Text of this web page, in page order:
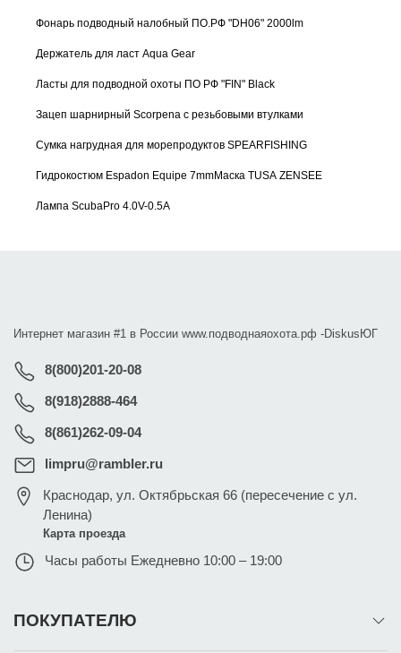
Фонарь подводный налобный ПО.РФ "DH06" 2000lm
Держатель для ласт Aqua Gear
Ласты для подводной охоты ПО РФ "FIN" Black
Зацеп шарнирный Scorpena с резьбовыми втулками
Сумка нагрудная для морепродуктов SPEARFISHING
Гидрокостюм Espadon Equipe 7mmМаска TUSA ZENSEE
Лампа ScubaPro 4.0V-0.5A
Интернет магазин #1 в России www.подводнаяохота.рф -DiskusЮГ
8(800)201-20-08
8(918)2888-464
8(861)262-09-04
limpru@rambler.ru
Краснодар,ул. Октябрьская 66 (пересечение с ул.
Ленина)
Карта проезда
Часы работы Ежедневно 10:00 – 19:00
ПОКУПАТЕЛЮ